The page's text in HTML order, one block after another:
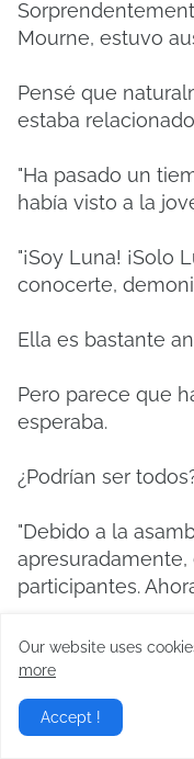
Mourne, estuvo
Pensé que
estaba
"Ha pasado un
había visto a la
"¡Soy Luna! ¡Solo
conocerte,
Ella es bastante
Pero parece que
esperaba.
¿Podrían ser
"Debido a la
participantes.
Justo cuando
el inicio de la
"Primero,
Our website uses
more
Accept !